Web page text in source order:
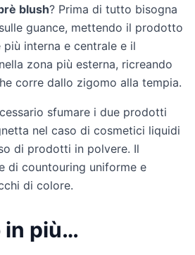
blush? Prima di tutto bisogna
guance, mettendo il prodotto
interna e centrale e il
zona più esterna, ricreando
corre dallo zigomo alla tempia.
sfumare i due prodotti
nel caso di cosmetici liquidi
di prodotti in polvere. Il
di countouring uniforme e
di colore.
in più…